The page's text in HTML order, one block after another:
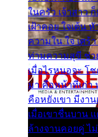
ในครัว เจ้าสาว
เฝ้าคอย ใจเต้น
ความใน ใจ เศร้
ท่ามความสุขี ช่ว
เมื่อไรหนอจะ โ
มา คือหน้าที่เก่า
คือหยังเขา มีงา
เมื่อเขาชื่นบาน
ล้างจานคอยคู่ ไ